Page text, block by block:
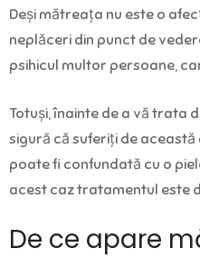
Deși mătreața nu este o
neplăceri din punct de
psihicul multor persoane,
Totuși, înainte de a vă trata
sigură că suferiți de
poate fi confundată cu o
acest caz tratamentul este
De ce apare